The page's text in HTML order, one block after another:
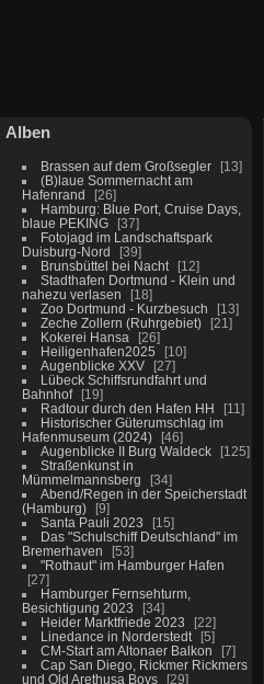
Alben
Brassen auf dem Großsegler
13
(B)laue Sommernacht am
Hafenrand
26
Hamburg: Blue Port, Cruise Days,
blaue PEKING
37
Fotojagd im Landschaftspark
Duisburg-Nord
39
Brunsbüttel bei Nacht
12
Stadthafen Dortmund - Klein und
nahezu verlasen
18
Zoo Dortmund - Kurzbesuch
13
Zeche Zollern (Ruhrgebiet)
21
Kokerei Hansa
26
Heiligenhafen2025
10
Augenblicke XXV
27
Lübeck Schiffsrundfahrt und
Bahnhof
19
Radtour durch den Hafen HH
11
Historischer Güterumschlag im
Hafenmuseum (2024)
46
Augenblicke II Burg Waldeck
125
Straßenkunst in
Mümmelmannsberg
34
Abend/Regen in der Speicherstadt
(Hamburg)
9
Santa Pauli 2023
15
Das "Schulschiff Deutschland" im
Bremerhaven
53
"Rothaut" im Hamburger Hafen
27
Hamburger Fernsehturm,
Besichtigung 2023
34
Heider Marktfriede 2023
22
Linedance in Norderstedt
5
CM-Start am Altonaer Balkon
7
Cap San Diego, Rickmer Rickmers
und Old Arethusa Boys
29